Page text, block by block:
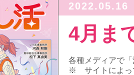
2022.05.16
4月ま
各種メディアで
※ サイトによっ